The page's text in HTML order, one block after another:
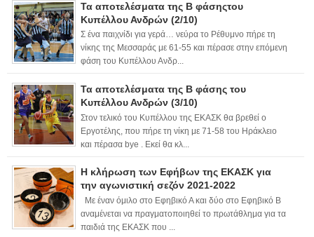
Τα αποτελέσματα της Β φάσηςτου
Κυπέλλου Ανδρών (2/10)
Σ ένα παιχνίδι για γερά… νεύρα το Ρέθυμνο πήρε τη
νίκης της Μεσσαράς με 61-55 και πέρασε στην επόμενη
φάση του Κυπέλλου Ανδρ...
Τα αποτελέσματα της Β φάσης του
Κυπέλλου Ανδρών (3/10)
Στον τελικό του Κυπέλλου της ΕΚΑΣΚ θα βρεθεί ο
Εργοτέλης, που πήρε τη νίκη με 71-58 του Ηράκλειο
και πέρασα bye . Εκεί θα κλ...
Η κλήρωση των Εφήβων της ΕΚΑΣΚ για
την αγωνιστική σεζόν 2021-2022
Με έναν όμιλο στο Εφηβικό Α και δύο στο Εφηβικό Β
αναμένεται να πραγματοποιηθεί το πρωτάθλημα για τα
παιδιά της ΕΚΑΣΚ που ...